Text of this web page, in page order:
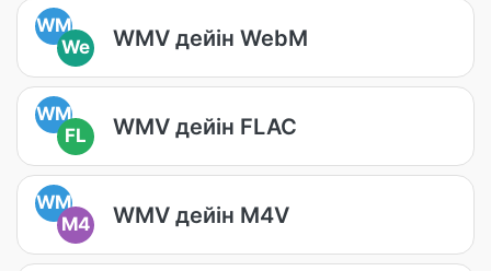
WM
We
WMV дейін WebM
WM
FL
WMV дейін FLAC
WM
M4
WMV дейін M4V